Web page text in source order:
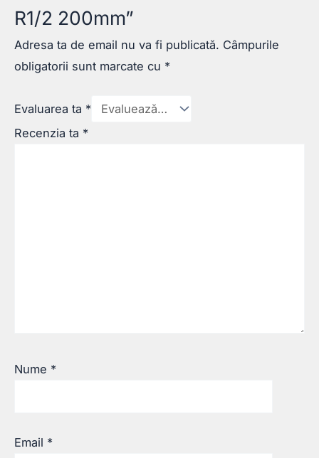
R1/2 200mm”
Adresa ta de email nu va fi publicată. Câmpurile
obligatorii sunt marcate cu *
Evaluarea ta *
Recenzia ta *
Nume *
Email *